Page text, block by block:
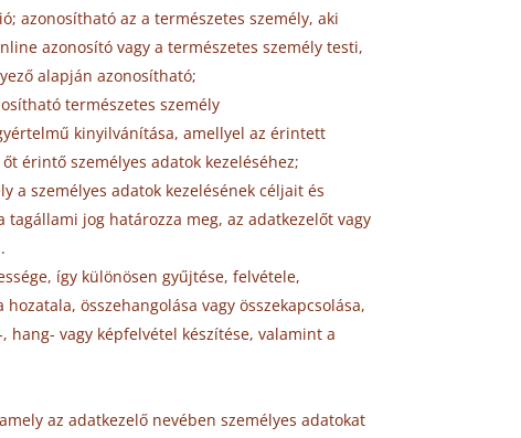
azonosítható az a természetes személy, aki
azonosító vagy a természetes személy testi,
alapján azonosítható;
természetes személy
kinyilvánítása, amellyel az érintett
érintő személyes adatok kezeléséhez;
a személyes adatok kezelésének céljait és
jog határozza meg, az adatkezelőt vagy
így különösen gyűjtése, felvétele,
összehangolása vagy összekapcsolása,
hang- vagy képfelvétel készítése, valamint a
az adatkezelő nevében személyes adatokat